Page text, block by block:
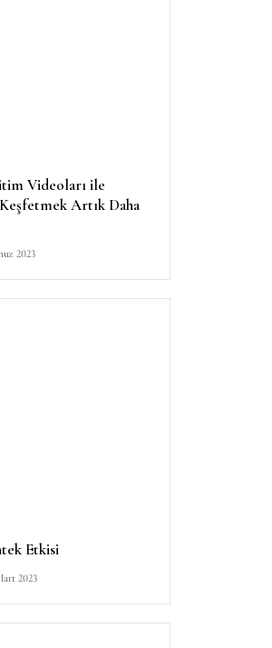
Videoları ile
Keşfetmek Artık Daha
2023
Etkisi
2023